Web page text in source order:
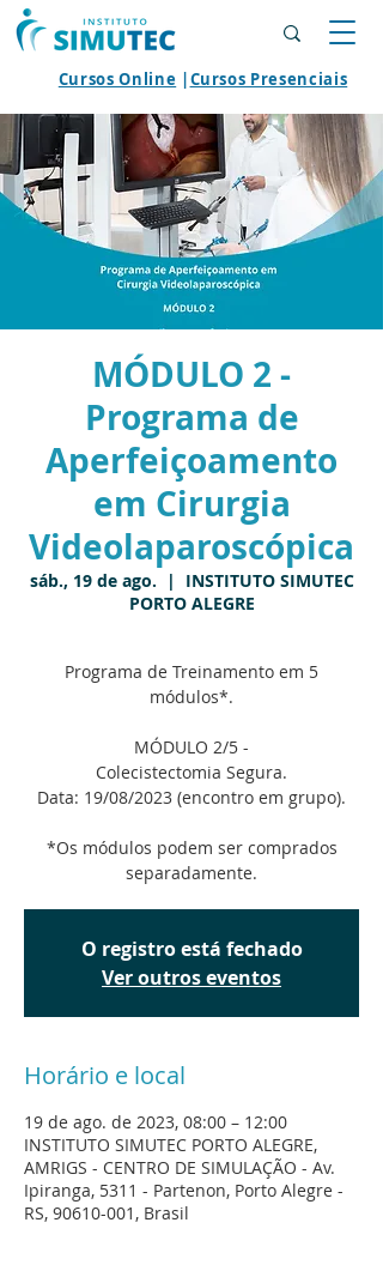
Cursos Online |Cursos Presenciais
MÓDULO 2 -
Programa de
Aperfeiçoamento
em Cirurgia
Videolaparoscópica
sáb., 19 de ago.
  |
INSTITUTO SIMUTEC
PORTO ALEGRE
Programa de Treinamento em 5
módulos*.
MÓDULO 2/5 -
Colecistectomia Segura.
Data: 19/08/2023 (encontro em grupo).
*Os módulos podem ser comprados
separadamente.
O registro está fechado
Ver outros eventos
Horário e local
19 de ago. de 2023, 08:00 – 12:00
INSTITUTO SIMUTEC PORTO ALEGRE,
AMRIGS - CENTRO DE SIMULAÇÃO - Av.
Ipiranga, 5311 - Partenon, Porto Alegre -
RS, 90610-001, Brasil